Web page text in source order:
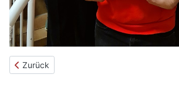
Vorheriger Beitrag: Weihnachtskonzert
Zurück